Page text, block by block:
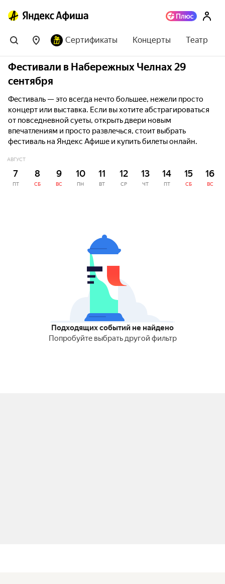
Сертификаты Концерты Театр
Фестивали в Набережных Челнах 29
сентября
Фестиваль — это всегда нечто большее, нежели просто
концерт или выставка. Если вы хотите абстрагироваться
от повседневной суеты, открыть двери новым
впечатлениям и просто развлечься, стоит выбрать
фестиваль на Яндекс Афише и купить билеты онлайн.
АВГУСТ
7
ПТ
8
СБ
9
ВС
10
ПН
11
ВТ
12
СР
13
ЧТ
14
ПТ
15
СБ
16
ВС
Подходящих событий не найдено
Попробуйте выбрать другой фильтр